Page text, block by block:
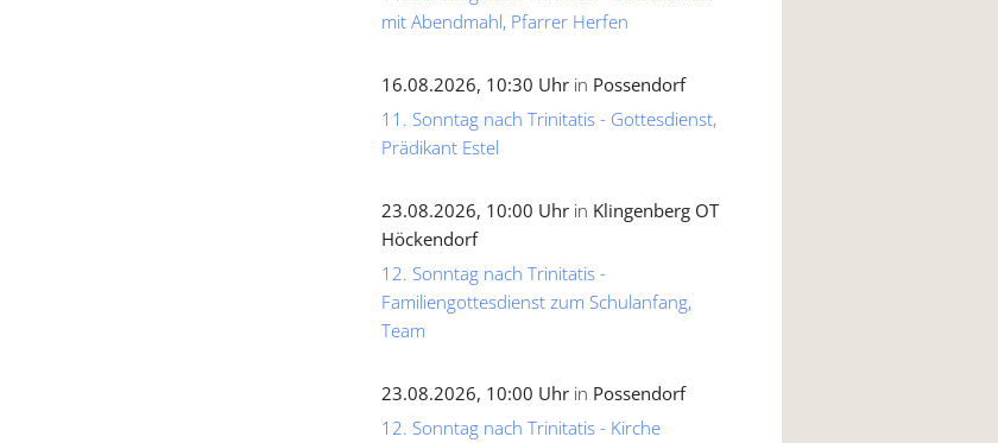
mit Abendmahl, Pfarrer Herfen
16.08.2026, 10:30 Uhr in Possendorf
11. Sonntag nach Trinitatis - Gottesdienst,
Prädikant Estel
23.08.2026, 10:00 Uhr in Klingenberg OT
Höckendorf
12. Sonntag nach Trinitatis -
Familiengottesdienst zum Schulanfang,
Team
23.08.2026, 10:00 Uhr in Possendorf
12. Sonntag nach Trinitatis - Kirche